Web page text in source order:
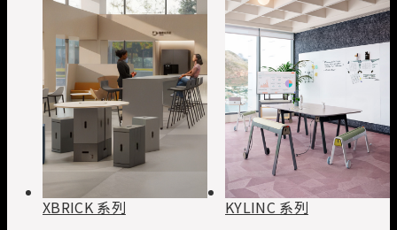
XBRICK 系列 KYLINC 系列